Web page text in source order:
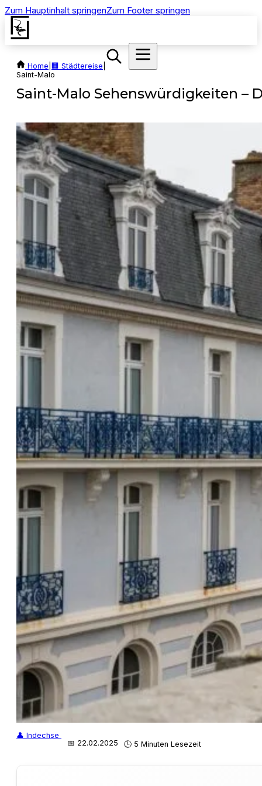
Zum Hauptinhalt springenZum Footer springen
Home 🏢 Städtereise
Saint-Malo
Saint-Malo Sehenswürdigkeiten –
👤 Indechse
📅 22.02.2025
🕒 5 Minuten Lesezeit